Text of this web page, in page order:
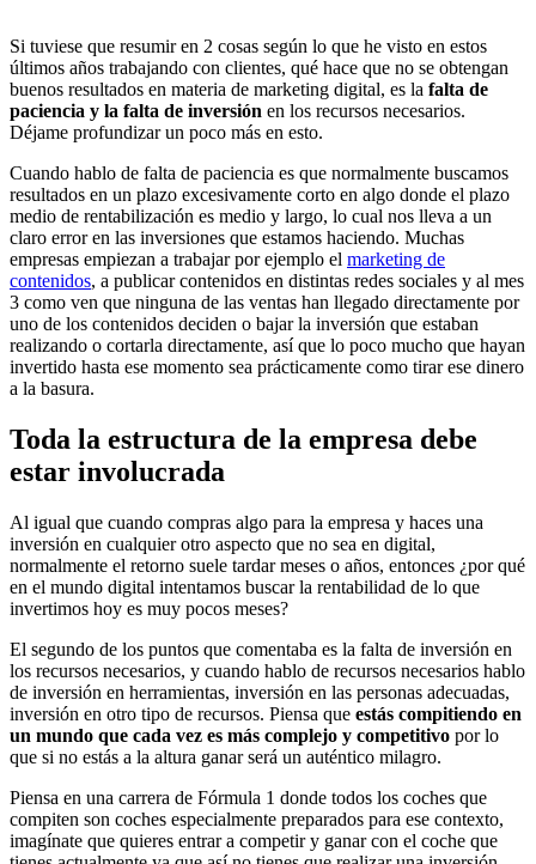
Si tuviese que resumir en 2 cosas según lo que he visto en estos
últimos años trabajando con clientes, qué hace que no se obtengan
buenos resultados en materia de marketing digital, es la falta de
paciencia y la falta de inversión en los recursos necesarios.
Déjame profundizar un poco más en esto.
Cuando hablo de falta de paciencia es que normalmente buscamos
resultados en un plazo excesivamente corto en algo donde el plazo
medio de rentabilización es medio y largo, lo cual nos lleva a un
claro error en las inversiones que estamos haciendo. Muchas
empresas empiezan a trabajar por ejemplo el marketing de
contenidos, a publicar contenidos en distintas redes sociales y al mes
3 como ven que ninguna de las ventas han llegado directamente por
uno de los contenidos deciden o bajar la inversión que estaban
realizando o cortarla directamente, así que lo poco mucho que hayan
invertido hasta ese momento sea prácticamente como tirar ese dinero
a la basura.
Toda la estructura de la empresa debe
estar involucrada
Al igual que cuando compras algo para la empresa y haces una
inversión en cualquier otro aspecto que no sea en digital,
normalmente el retorno suele tardar meses o años, entonces ¿por qué
en el mundo digital intentamos buscar la rentabilidad de lo que
invertimos hoy es muy pocos meses?
El segundo de los puntos que comentaba es la falta de inversión en
los recursos necesarios, y cuando hablo de recursos necesarios hablo
de inversión en herramientas, inversión en las personas adecuadas,
inversión en otro tipo de recursos. Piensa que estás compitiendo en
un mundo que cada vez es más complejo y competitivo por lo
que si no estás a la altura ganar será un auténtico milagro.
Piensa en una carrera de Fórmula 1 donde todos los coches que
compiten son coches especialmente preparados para ese contexto,
imagínate que quieres entrar a competir y ganar con el coche que